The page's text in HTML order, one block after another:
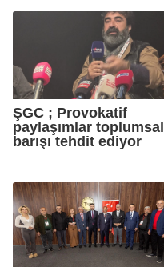
ŞGC ; Provokatif
paylaşımlar toplumsal
barışı tehdit ediyor